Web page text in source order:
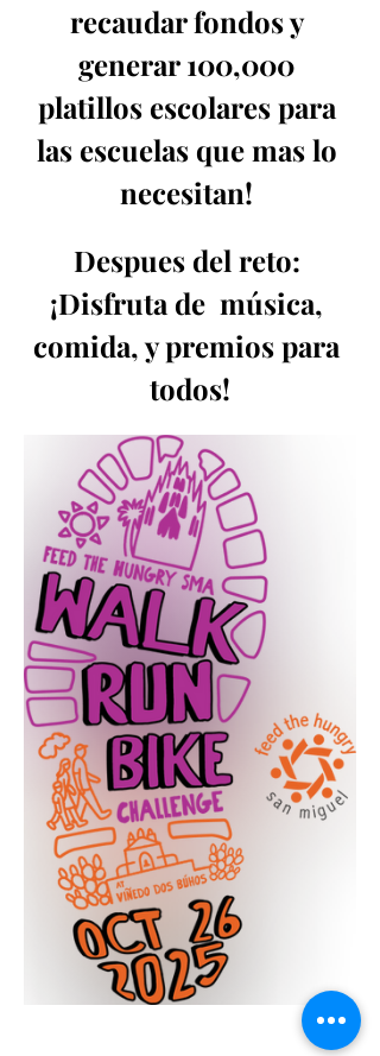
recaudar fondos y
generar 100,000
platillos escolares para
las escuelas que mas lo
necesitan!
Despues del reto:
¡Disfruta de  música,
comida, y premios para
todos!